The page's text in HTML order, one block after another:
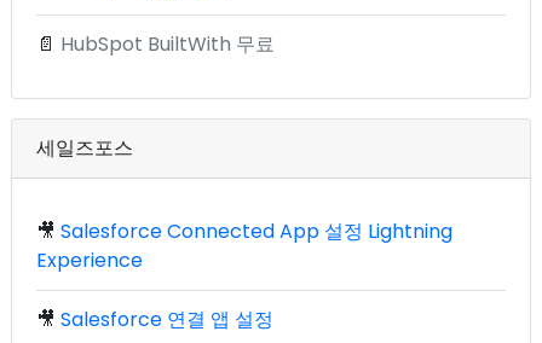
📄 HubSpot BuiltWith 무료
세일즈포스
🎥 Salesforce Connected App 설정 Lightning
Experience
🎥 Salesforce 연결 앱 설정